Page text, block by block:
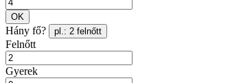
OK
Hány fő? pl.: 2 felnőtt
Felnőtt
Gyerek